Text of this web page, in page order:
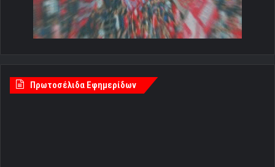
Πρωτοσέλιδα Εφημερίδων